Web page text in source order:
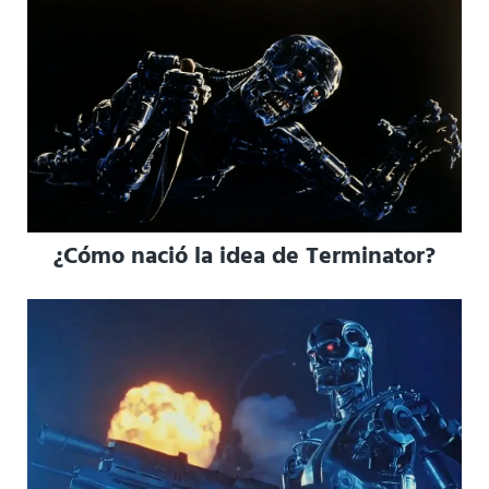
¿Cómo nació la idea de Terminator?